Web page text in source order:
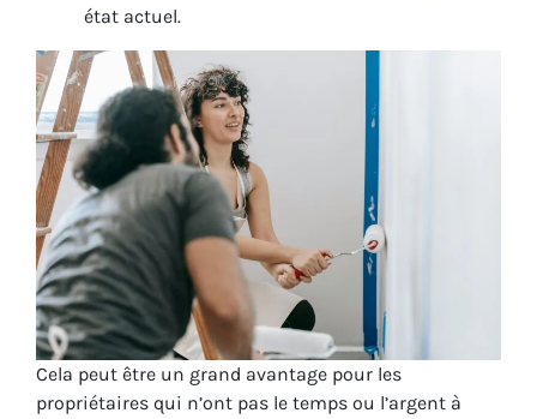
état actuel.
Cela peut être un grand avantage pour les
propriétaires qui n’ont pas le temps ou l’argent à